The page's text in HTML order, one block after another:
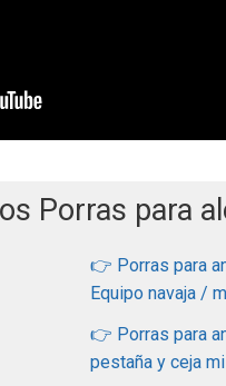
Porras para
👉 Porras para
Equipo navaja /
👉 Porras para
pestaña y ceja